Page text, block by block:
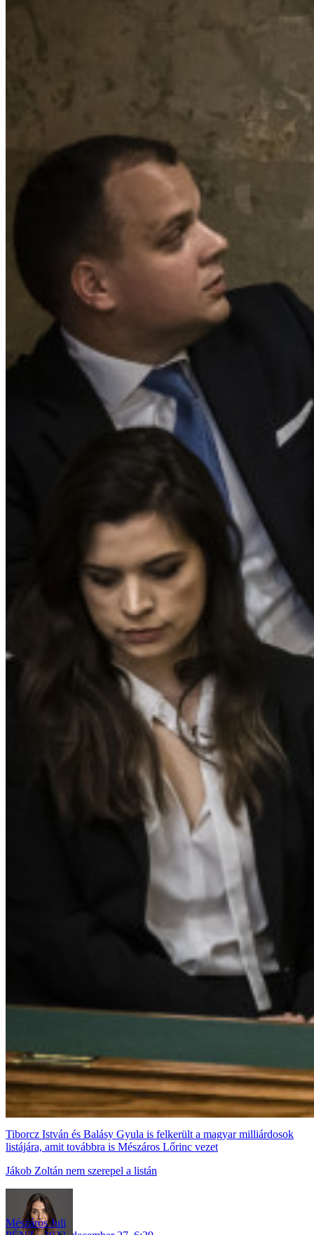
Tiborcz István és Balásy Gyula is felkerült a magyar milliárdosok
listájára, amit továbbra is Mészáros Lőrinc vezet
Jákob Zoltán nem szerepel a listán
Mészáros Juli